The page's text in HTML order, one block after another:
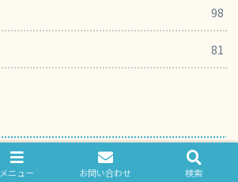
98
81
メニュー お問い合わせ 検索